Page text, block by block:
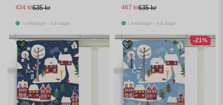
635 kr
434 kr
I webblager - 4-8 dagar
635 kr
467 kr
I webblager - 4-8 dagar
-21%